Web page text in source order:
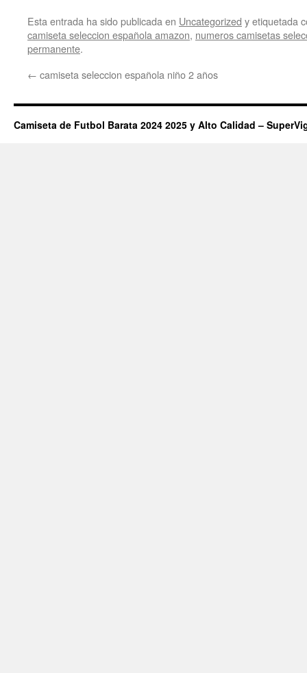
Esta entrada ha sido publicada en Uncategorized y etiquetada
camiseta seleccion española amazon, numeros camisetas
permanente.
← camiseta seleccion española niño 2 años
Camiseta de Futbol Barata 2024 2025 y Alto Calidad –